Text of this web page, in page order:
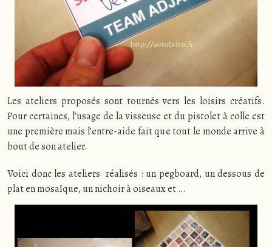
Les ateliers proposés sont tournés vers les loisirs créatifs.
Pour certaines, l’usage de la visseuse et du pistolet à colle est
une première mais l’entre-aide fait que tout le monde arrive à
bout de son atelier.
Voici donc les ateliers réalisés : un pegboard, un dessous de
plat en mosaïque, un nichoir à oiseaux et …